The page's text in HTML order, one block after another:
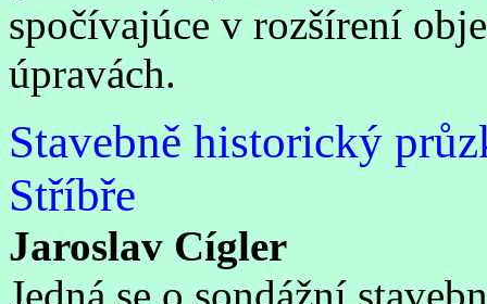
spočívajúce v rozšírení
úpravách.
Stavebně historický
Stříbře
Jaroslav Cígler